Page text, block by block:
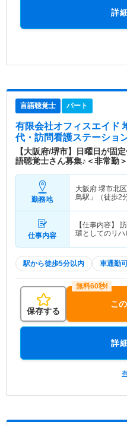
詳
言語聴覚士 パート
有限会社オフィスエイド
代・訪問看護ステーショ
【大阪府/堺市】日曜日が固
語聴覚士さん募集♪＜非常勤＞
勤務地
大阪府 堺市北区
鳥駅」（徒歩2分
仕事内容
【仕事内容】 訪問看護ステーションからの看護の一
環としてのリ
駅から徒歩5分以内 車通勤
保存する
こ
詳